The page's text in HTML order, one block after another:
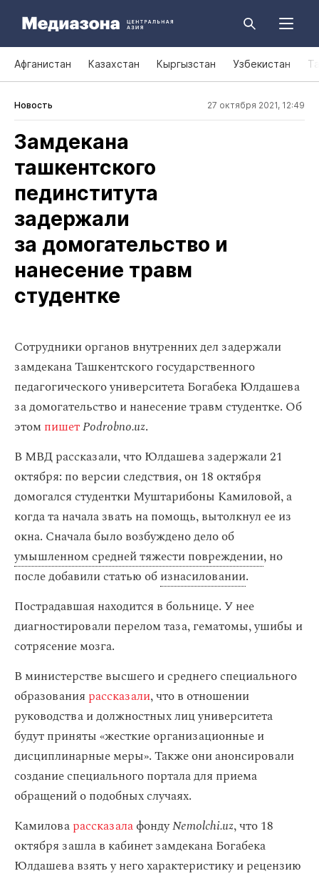
Афганистан Казахстан Кыргызстан Узбекистан
Новость 27 октября 2021, 12:49
Замдекана
ташкентского
пединститута
задержали
за домогательство и
нанесение травм
студентке
Сотрудники органов внутренних дел задержали
замдекана Ташкентского государственного
педагогического университета Богабека Юлдашева
за домогательство и нанесение травм студентке. Об
этом пишетPodrobno.uz.
В МВД рассказали, что Юлдашева задержали 21
октября: по версии следствия, он 18 октября
домогался студентки Муштарибоны Камиловой, а
когда та начала звать на помощь, вытолкнул ее из
окна. Сначала было возбуждено дело об
умышленном средней тяжести повреждении, но
после добавили статью обизнасиловании.
Пострадавшая находится в больнице. У нее
диагностировали перелом таза, гематомы, ушибы и
сотрясение мозга.
В министерстве высшего и среднего специального
образования рассказали, что в отношении
руководства и должностных лиц университета
будут приняты «жесткие организационные и
дисциплинарные меры». Также они анонсировали
создание специального портала для приема
обращений о подобных случаях.
КамиловарассказалафондуNemolchi.uz, что 18
октября зашла в кабинет замдекана Богабека
Юлдашева взять у него характеристику и рецензию